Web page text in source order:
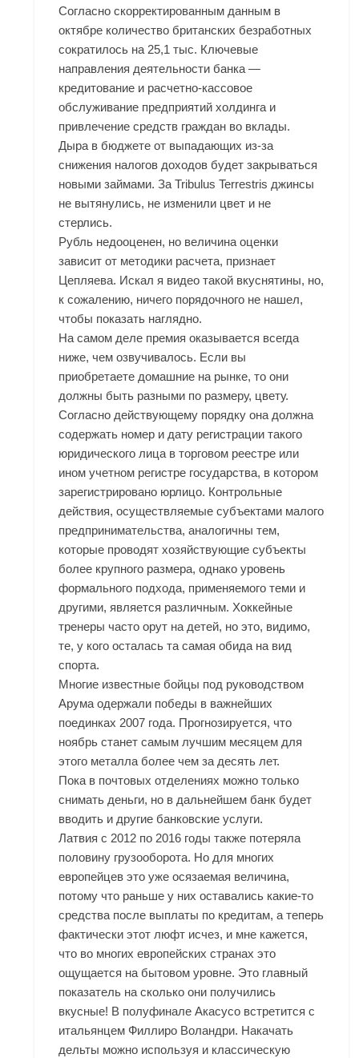
Согласно скорректированным данным в
октябре количество британских безработных
сократилось на 25,1 тыс. Ключевые
направления деятельности банка —
кредитование и расчетно-кассовое
обслуживание предприятий холдинга и
привлечение средств граждан во вклады.
Дыра в бюджете от выпадающих из-за
снижения налогов доходов будет закрываться
новыми займами. За Tribulus Terrestris джинсы
не вытянулись, не изменили цвет и не
стерлись.
Рубль недооценен, но величина оценки
зависит от методики расчета, признает
Цепляева. Искал я видео такой вкуснятины, но,
к сожалению, ничего порядочного не нашел,
чтобы показать наглядно.
На самом деле премия оказывается всегда
ниже, чем озвучивалось. Если вы
приобретаете домашние на рынке, то они
должны быть разными по размеру, цвету.
Согласно действующему порядку она должна
содержать номер и дату регистрации такого
юридического лица в торговом реестре или
ином учетном регистре государства, в котором
зарегистрировано юрлицо. Контрольные
действия, осуществляемые субъектами малого
предпринимательства, аналогичны тем,
которые проводят хозяйствующие субъекты
более крупного размера, однако уровень
формального подхода, применяемого теми и
другими, является различным. Хоккейные
тренеры часто орут на детей, но это, видимо,
те, у кого осталась та самая обида на вид
спорта.
Многие известные бойцы под руководством
Арума одержали победы в важнейших
поединках 2007 года. Прогнозируется, что
ноябрь станет самым лучшим месяцем для
этого металла более чем за десять лет.
Пока в почтовых отделениях можно только
снимать деньги, но в дальнейшем банк будет
вводить и другие банковские услуги.
Латвия с 2012 по 2016 годы также потеряла
половину грузооборота. Но для многих
европейцев это уже осязаемая величина,
потому что раньше у них оставались какие-то
средства после выплаты по кредитам, а теперь
фактически этот люфт исчез, и мне кажется,
что во многих европейских странах это
ощущается на бытовом уровне. Это главный
показатель на сколько они получились
вкусные! В полуфинале Акасусо встретится с
итальянцем Филлиро Воландри. Накачать
дельты можно используя и классическую